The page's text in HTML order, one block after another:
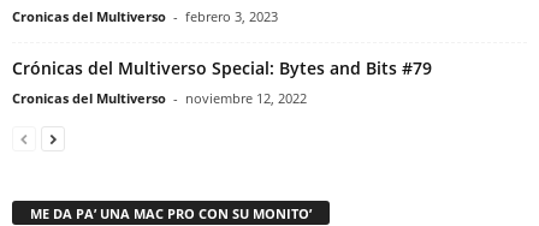
Cronicas del Multiverso - febrero 3, 2023
Crónicas del Multiverso Special: Bytes and Bits #79
Cronicas del Multiverso - noviembre 12, 2022
ME DA PA’ UNA MAC PRO CON SU MONITO’